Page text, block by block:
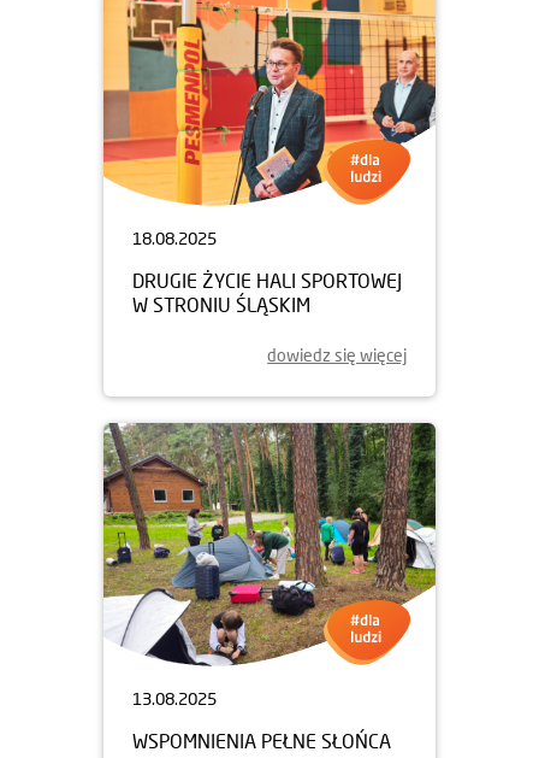
18.08.2025
DRUGIE ŻYCIE HALI SPORTOWEJ
W STRONIU ŚLĄSKIM
dowiedz się więcej
13.08.2025
WSPOMNIENIA PEŁNE SŁOŃCA